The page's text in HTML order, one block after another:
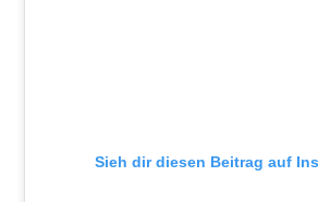
Sieh dir diesen Beitrag auf